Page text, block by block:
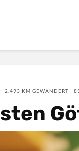
2.493 KM GEWANDERT |